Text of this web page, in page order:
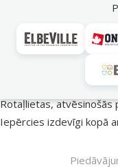
Vasara
Rotaļlietas, atvēsinošās
Iepērcies izdevīgi kopā